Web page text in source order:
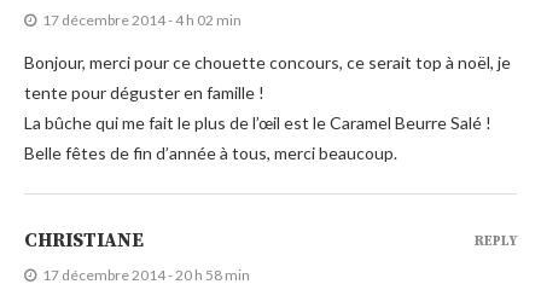
17 décembre 2014 - 4 h 02 min
Bonjour, merci pour ce chouette concours, ce serait top à noël, je
tente pour déguster en famille !
La bûche qui me fait le plus de l’œil est le Caramel Beurre Salé !
Belle fêtes de fin d’année à tous, merci beaucoup.
CHRISTIANE
17 décembre 2014 - 20 h 58 min
REPLY